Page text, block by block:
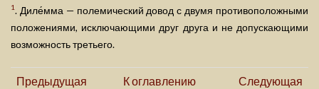
1. Диле́мма — полемический довод с двумя противоположными
положениями, исключающими друг друга и не допускающими
возможность третьего.
Предыдущая
К оглавлению
Следующая